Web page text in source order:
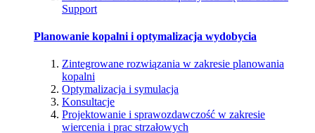
Support
Planowanie kopalni i optymalizacja wydobycia
Zintegrowane rozwiązania w zakresie planowania
kopalni
Optymalizacja i symulacja
Konsultacje
Projektowanie i sprawozdawczość w zakresie
wiercenia i prac strzałowych